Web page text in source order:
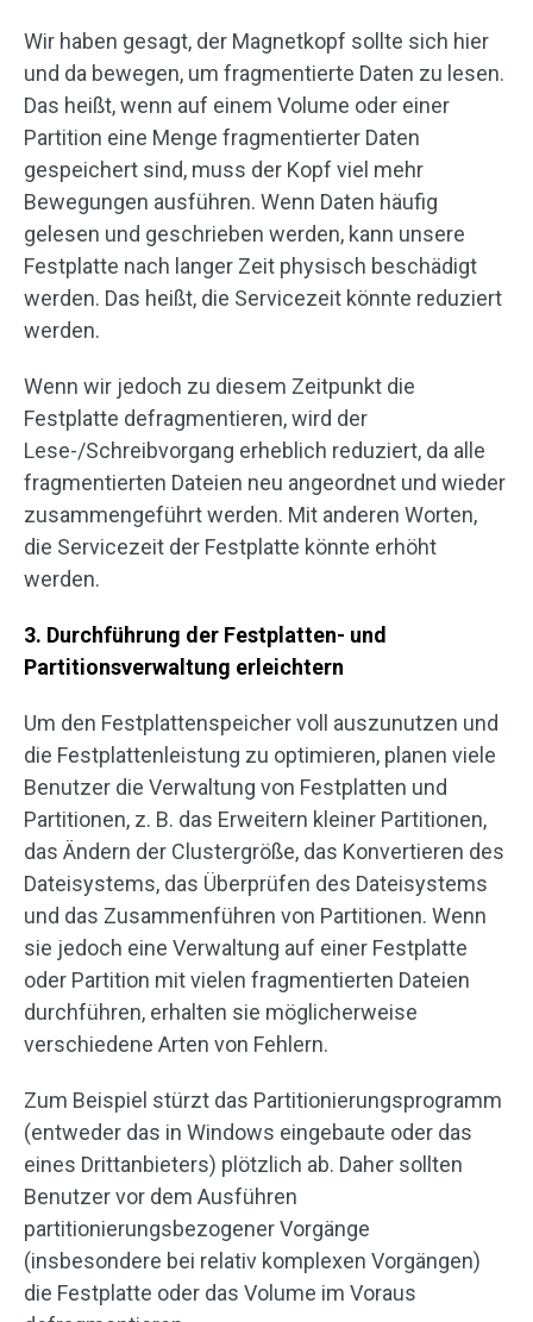
Wir haben gesagt, der Magnetkopf sollte sich hier
und da bewegen, um fragmentierte Daten zu lesen.
Das heißt, wenn auf einem Volume oder einer
Partition eine Menge fragmentierter Daten
gespeichert sind, muss der Kopf viel mehr
Bewegungen ausführen. Wenn Daten häufig
gelesen und geschrieben werden, kann unsere
Festplatte nach langer Zeit physisch beschädigt
werden. Das heißt, die Servicezeit könnte reduziert
werden.
Wenn wir jedoch zu diesem Zeitpunkt die
Festplatte defragmentieren, wird der
Lese-/Schreibvorgang erheblich reduziert, da alle
fragmentierten Dateien neu angeordnet und wieder
zusammengeführt werden. Mit anderen Worten,
die Servicezeit der Festplatte könnte erhöht
werden.
3. Durchführung der Festplatten- und
Partitionsverwaltung erleichtern
Um den Festplattenspeicher voll auszunutzen und
die Festplattenleistung zu optimieren, planen viele
Benutzer die Verwaltung von Festplatten und
Partitionen, z. B. das Erweitern kleiner Partitionen,
das Ändern der Clustergröße, das Konvertieren des
Dateisystems, das Überprüfen des Dateisystems
und das Zusammenführen von Partitionen. Wenn
sie jedoch eine Verwaltung auf einer Festplatte
oder Partition mit vielen fragmentierten Dateien
durchführen, erhalten sie möglicherweise
verschiedene Arten von Fehlern.
Zum Beispiel stürzt das Partitionierungsprogramm
(entweder das in Windows eingebaute oder das
eines Drittanbieters) plötzlich ab. Daher sollten
Benutzer vor dem Ausführen
partitionierungsbezogener Vorgänge
(insbesondere bei relativ komplexen Vorgängen)
die Festplatte oder das Volume im Voraus